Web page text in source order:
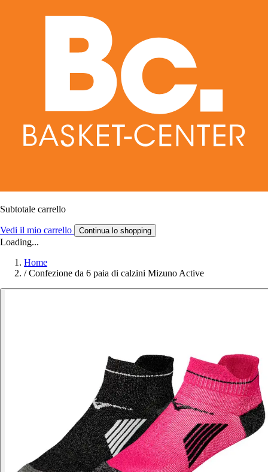
Subtotale carrello
Vedi il mio carrello Continua lo shopping
Loading...
Home
/ Confezione da 6 paia di calzini Mizuno Active